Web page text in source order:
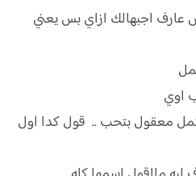
عارف اجبهالك ازاي بس يعني
اوي
معقول بتحب .. قول كدا اول